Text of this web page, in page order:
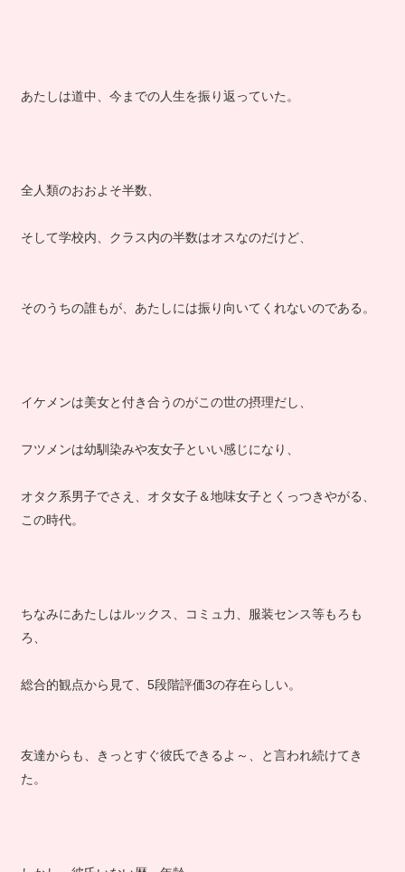
あたしは道中、今までの人生を振り返っていた。
全人類のおおよそ半数、
そして学校内、クラス内の半数はオスなのだけど、
そのうちの誰もが、あたしには振り向いてくれないのである。
イケメンは美女と付き合うのがこの世の摂理だし、
フツメンは幼馴染みや友女子といい感じになり、
オタク系男子でさえ、オタ女子＆地味女子とくっつきやがる、
この時代。
ちなみにあたしはルックス、コミュ力、服装センス等もろも
ろ、
総合的観点から見て、5段階評価3の存在らしい。
友達からも、きっとすぐ彼氏できるよ～、と言われ続けてき
た。